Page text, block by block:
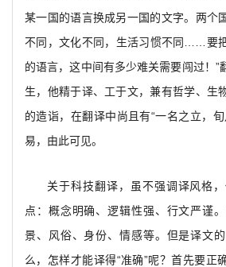
某一国的语言换成另一国的文字。两个
不同，文化不同，生活习惯不同……要
的语言，这中间有多少难关需要闯过！”
生，他精于译、工于文，兼有哲学、生
的造诣，在翻译中尚且有“一名之立，
易，由此可见。
关于科技翻译，虽不强调译风格
点：概念明确、逻辑性强、行文严谨
景、风俗、身份、情感等。但是译文
么，怎样才能译得“准确”呢？首先要正